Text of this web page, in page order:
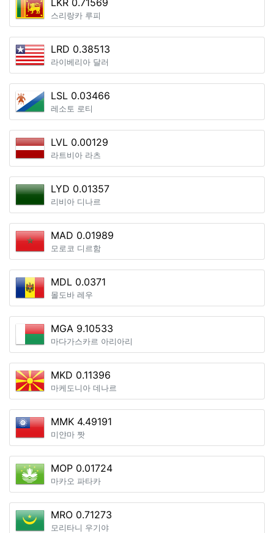
LKR 0.71569
스리랑카 루피
LRD 0.38513
라이베리아 달러
LSL 0.03466
레소토 로티
LVL 0.00129
라트비아 라츠
LYD 0.01357
리비아 디나르
MAD 0.01989
모로코 디르함
MDL 0.0371
몰도바 레우
MGA 9.10533
마다가스카르 아리아리
MKD 0.11396
마케도니아 데나르
MMK 4.49191
미얀마 짯
MOP 0.01724
마카오 파타카
MRO 0.71273
모리타니 우기야